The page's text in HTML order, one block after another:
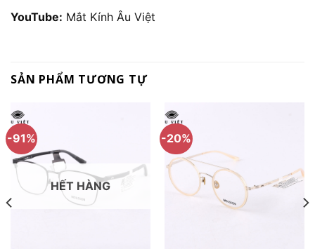
YouTube: Mắt Kính Âu Việt
SẢN PHẨM TƯƠNG TỰ
-91%
HẾT HÀNG
-20%